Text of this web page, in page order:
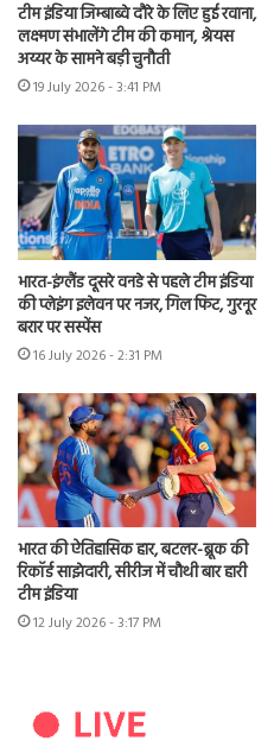
टीम इंडिया जिम्बाब्वे दौरे के लिए हुई रवाना,
लक्ष्मण संभालेंगे टीम की कमान, श्रेयस
अय्यर के सामने बड़ी चुनौती
19 July 2026 - 3:41 PM
भारत-इंग्लैंड दूसरे वनडे से पहले टीम इंडिया
की प्लेइंग इलेवन पर नजर, गिल फिट, गुरनूर
बरार पर सस्पेंस
16 July 2026 - 2:31 PM
भारत की ऐतिहासिक हार, बटलर-ब्रूक की
रिकॉर्ड साझेदारी, सीरीज में चौथी बार हारी
टीम इंडिया
12 July 2026 - 3:17 PM